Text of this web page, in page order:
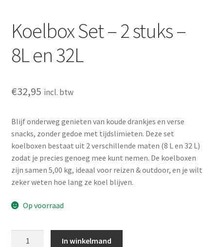
Koelbox Set – 2 stuks –
8L en 32L
€32,95 incl. btw
Blijf onderweg genieten van koude drankjes en verse
snacks, zonder gedoe met tijdslimieten. Deze set
koelboxen bestaat uit 2 verschillende maten (8 L en 32 L)
zodat je precies genoeg mee kunt nemen. De koelboxen
zijn samen 5,00 kg, ideaal voor reizen & outdoor, en je wilt
zeker weten hoe lang ze koel blijven.
Op voorraad
In winkelmand